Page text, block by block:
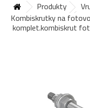
Produkty
Kombiskrutky na
komplet.kombiskrut